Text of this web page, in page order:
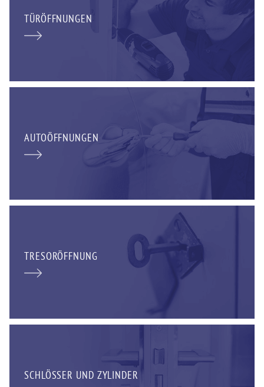
TÜRÖFFNUNGEN
AUTOÖFFNUNGEN
TRESORÖFFNUNG
SCHLÖSSER UND ZYLINDER